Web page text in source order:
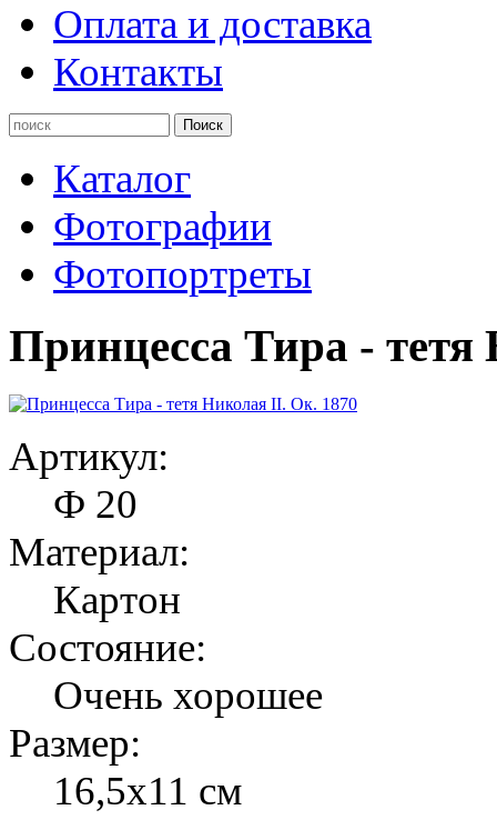
Оплата и доставка
Контакты
Каталог
Фотографии
Фотопортреты
Принцесса Тира -
Артикул:
Ф 20
Материал:
Картон
Состояние:
Очень хорошее
Размер:
16,5x11 см